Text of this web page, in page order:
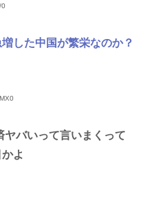
0
した中国が繁栄なのか？
ヤバいって言いまくって
よ